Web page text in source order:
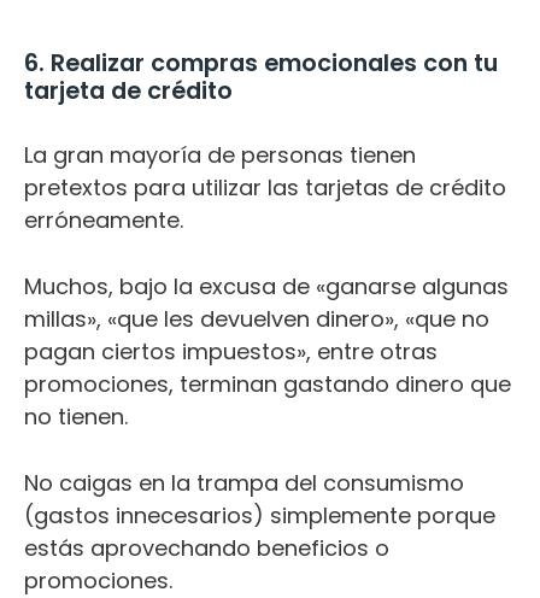
6. Realizar compras emocionales con tu
tarjeta de crédito
La gran mayoría de personas tienen
pretextos para utilizar las tarjetas de crédito
erróneamente.
Muchos, bajo la excusa de «ganarse algunas
millas», «que les devuelven dinero», «que no
pagan ciertos impuestos», entre otras
promociones, terminan gastando dinero que
no tienen.
No caigas en la trampa del consumismo
(gastos innecesarios) simplemente porque
estás aprovechando beneficios o
promociones.